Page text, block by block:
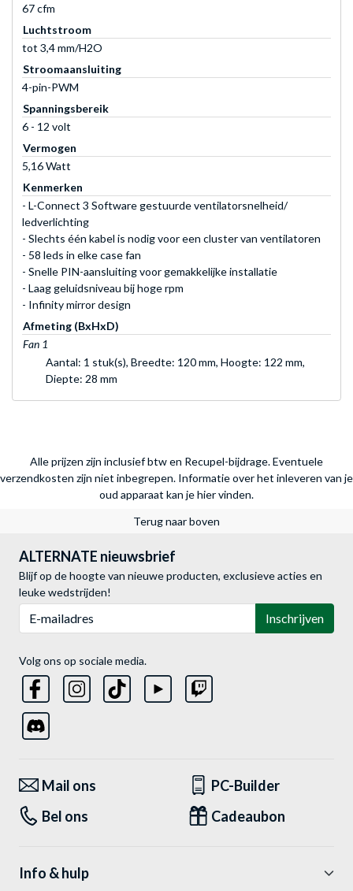
67 cfm
Luchtstroom
tot 3,4 mm/H2O
Stroomaansluiting
4-pin-PWM
Spanningsbereik
6 - 12 volt
Vermogen
5,16 Watt
Kenmerken
- L-Connect 3 Software gestuurde ventilatorsnelheid/
ledverlichting
- Slechts één kabel is nodig voor een cluster van ventilatoren
- 58 leds in elke case fan
- Snelle PIN-aansluiting voor gemakkelijke installatie
- Laag geluidsniveau bij hoge rpm
- Infinity mirror design
Afmeting (BxHxD)
Fan 1
Aantal: 1 stuk(s), Breedte: 120 mm, Hoogte: 122 mm,
Diepte: 28 mm
Alle prijzen zijn inclusief btw en Recupel-bijdrage. Eventuele
verzendkosten zijn niet inbegrepen. Informatie over het inleveren van je
oud apparaat kan je hier vinden.
Terug naar boven
ALTERNATE nieuwsbrief
Blijf op de hoogte van nieuwe producten, exclusieve acties en
leuke wedstrijden!
Inschrijven
Volg ons op sociale media.
Mail ons
PC-Builder
Bel ons
Cadeaubon
Info & hulp